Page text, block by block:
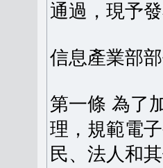
通過，現予
信息產業部
第一條 為了
理，規範電
民、法人和